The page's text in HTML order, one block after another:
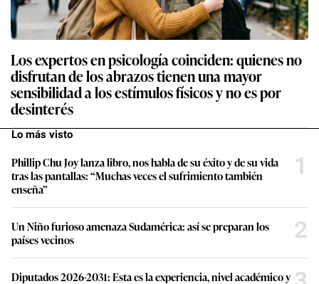
Los expertos en psicología coinciden: quienes no
disfrutan de los abrazos tienen una mayor
sensibilidad a los estímulos físicos y no es por
desinterés
Lo más visto
Phillip Chu Joy lanza libro, nos habla de su éxito y de su vida
tras las pantallas: “Muchas veces el sufrimiento también
enseña”
1
Un Niño furioso amenaza Sudamérica: así se preparan los
países vecinos
2
Diputados 2026-2031: Esta es la experiencia, nivel académico y